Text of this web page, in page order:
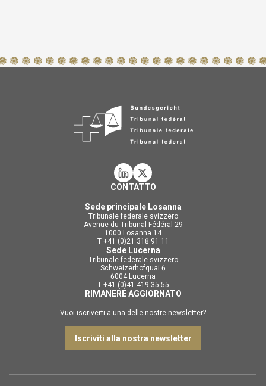
CONTATTO
Sede principale Losanna
Tribunale federale svizzero
Avenue du Tribunal-Fédéral 29
1000 Losanna 14
T +41 (0)21 318 91 11
Sede Lucerna
Tribunale federale svizzero
Schweizerhofquai 6
6004 Lucerna
T +41 (0)41 419 35 55
RIMANERE AGGIORNATO
Vuoi iscriverti a una delle nostre newsletter?
Iscriviti alla nostra newsletter